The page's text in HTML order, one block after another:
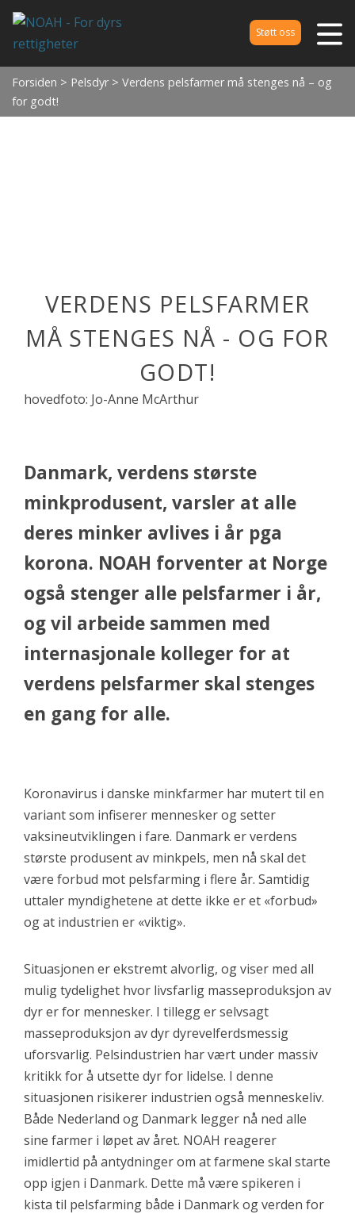
Støtt oss
Forsiden > Pelsdyr > Verdens pelsfarmer må stenges nå – og
for godt!
VERDENS PELSFARMER
MÅ STENGES NÅ - OG FOR
GODT!
hovedfoto: Jo-Anne McArthur
Danmark, verdens største
minkprodusent, varsler at alle
deres minker avlives i år pga
korona. NOAH forventer at Norge
også stenger alle pelsfarmer i år,
og vil arbeide sammen med
internasjonale kolleger for at
verdens pelsfarmer skal stenges
en gang for alle.
Koronavirus i danske minkfarmer har mutert til en
variant som infiserer mennesker og setter
vaksineutviklingen i fare. Danmark er verdens
største produsent av minkpels, men nå skal det
være forbud mot pelsfarming i flere år. Samtidig
uttaler myndighetene at dette ikke er et «forbud»
og at industrien er «viktig».
Situasjonen er ekstremt alvorlig, og viser med all
mulig tydelighet hvor livsfarlig masseproduksjon av
dyr er for mennesker. I tillegg er selvsagt
masseproduksjon av dyr dyrevelferdsmessig
uforsvarlig. Pelsindustrien har vært under massiv
kritikk for å utsette dyr for lidelse. I denne
situasjonen risikerer industrien også menneskeliv.
Både Nederland og Danmark legger nå ned alle
sine farmer i løpet av året. NOAH reagerer
imidlertid på antydninger om at farmene skal starte
opp igjen i Danmark. Dette må være spikeren i
kista til pelsfarming både i Danmark og verden for